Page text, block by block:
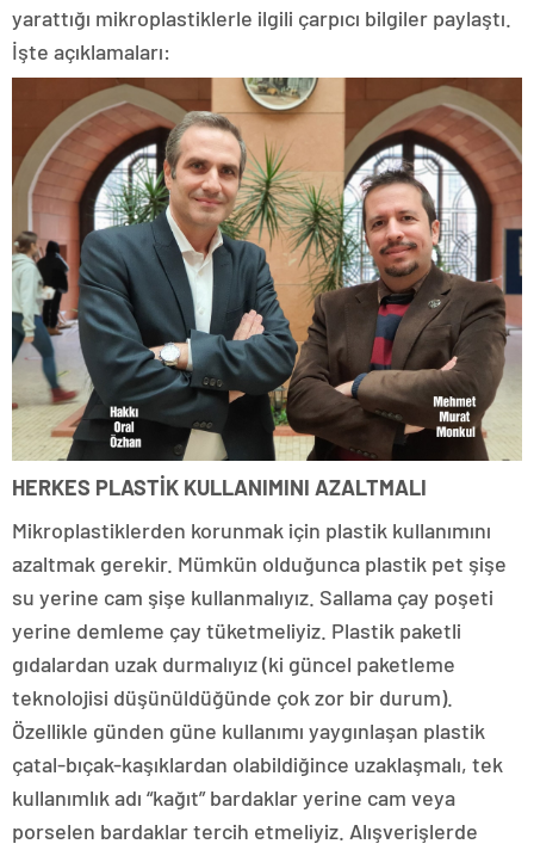
yarattığı mikroplastiklerle ilgili çarpıcı bilgiler paylaştı.
İşte açıklamaları:
HERKES PLASTİK KULLANIMINI AZALTMALI
Mikroplastiklerden korunmak için plastik kullanımını
azaltmak gerekir. Mümkün olduğunca plastik pet şişe
su yerine cam şişe kullanmalıyız. Sallama çay poşeti
yerine demleme çay tüketmeliyiz. Plastik paketli
gıdalardan uzak durmalıyız (ki güncel paketleme
teknolojisi düşünüldüğünde çok zor bir durum).
Özellikle günden güne kullanımı yaygınlaşan plastik
çatal-bıçak-kaşıklardan olabildiğince uzaklaşmalı, tek
kullanımlık adı “kağıt” bardaklar yerine cam veya
porselen bardaklar tercih etmeliyiz. Alışverişlerde